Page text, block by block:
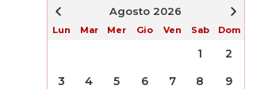
Agosto 2026
Lun Mar Mer Gio Ven Sab Dom
1
2
3
4 5 6 7 8
9